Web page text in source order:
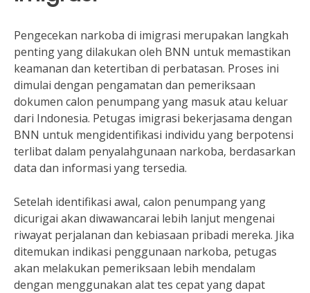
Pengecekan narkoba di imigrasi merupakan langkah
penting yang dilakukan oleh BNN untuk memastikan
keamanan dan ketertiban di perbatasan. Proses ini
dimulai dengan pengamatan dan pemeriksaan
dokumen calon penumpang yang masuk atau keluar
dari Indonesia. Petugas imigrasi bekerjasama dengan
BNN untuk mengidentifikasi individu yang berpotensi
terlibat dalam penyalahgunaan narkoba, berdasarkan
data dan informasi yang tersedia.
Setelah identifikasi awal, calon penumpang yang
dicurigai akan diwawancarai lebih lanjut mengenai
riwayat perjalanan dan kebiasaan pribadi mereka. Jika
ditemukan indikasi penggunaan narkoba, petugas
akan melakukan pemeriksaan lebih mendalam
dengan menggunakan alat tes cepat yang dapat